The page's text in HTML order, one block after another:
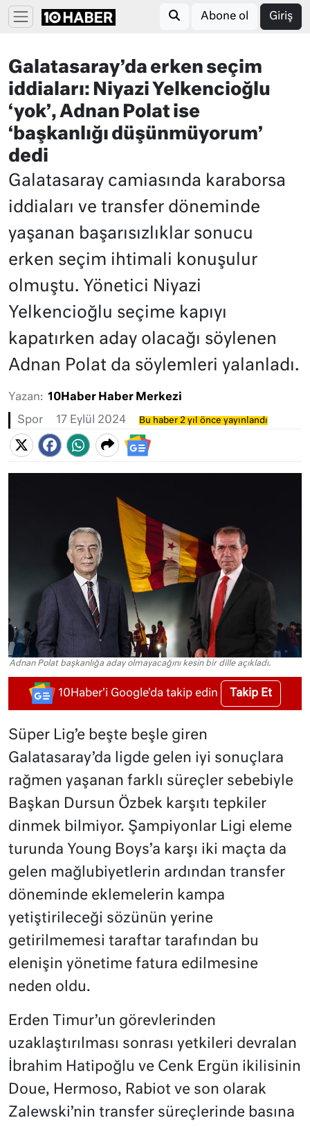
Abone ol Giriş
Galatasaray’da erken seçim
iddiaları: Niyazi Yelkencioğlu
‘yok’, Adnan Polat ise
‘başkanlığı düşünmüyorum’
dedi
Galatasaray camiasında karaborsa
iddiaları ve transfer döneminde
yaşanan başarısızlıklar sonucu
erken seçim ihtimali konuşulur
olmuştu. Yönetici Niyazi
Yelkencioğlu seçime kapıyı
kapatırken aday olacağı söylenen
Adnan Polat da söylemleri yalanladı.
Yazan: 10Haber Haber Merkezi
Spor 17 Eylül 2024 Bu haber 2 yıl önce yayınlandı
Adnan Polat başkanlığa aday olmayacağını kesin bir dille açıkladı.
10Haber'i Google'da takip edin Takip Et
Süper Lig’e beşte beşle giren
Galatasaray’da ligde gelen iyi sonuçlara
rağmen yaşanan farklı süreçler sebebiyle
Başkan Dursun Özbek karşıtı tepkiler
dinmek bilmiyor. Şampiyonlar Ligi eleme
turunda Young Boys’a karşı iki maçta da
gelen mağlubiyetlerin ardından transfer
döneminde eklemelerin kampa
yetiştirileceği sözünün yerine
getirilmemesi taraftar tarafından bu
elenişin yönetime fatura edilmesine
neden oldu.
Erden Timur’un görevlerinden
uzaklaştırılması sonrası yetkileri devralan
İbrahim Hatipoğlu ve Cenk Ergün ikilisinin
Doue, Hermoso, Rabiot ve son olarak
Zalewski’nin transfer süreçlerinde basına